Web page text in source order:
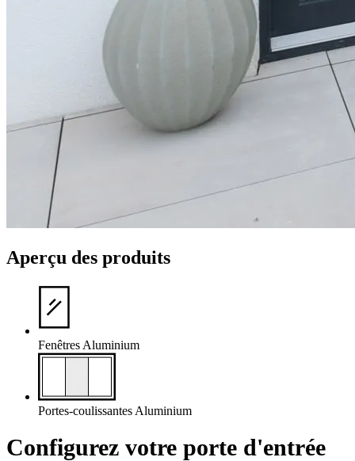
Aperçu des produits
Fenêtres Aluminium
Portes-coulissantes Aluminium
Configurez votre porte d'entrée